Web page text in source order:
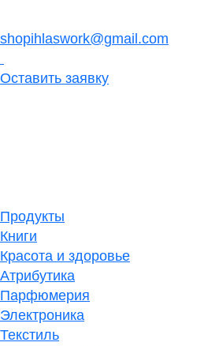
shopihlaswork@gmail.com
Оставить заявку
Продукты
Книги
Красота и здоровье
Атрибутика
Парфюмерия
Электроника
Текстиль